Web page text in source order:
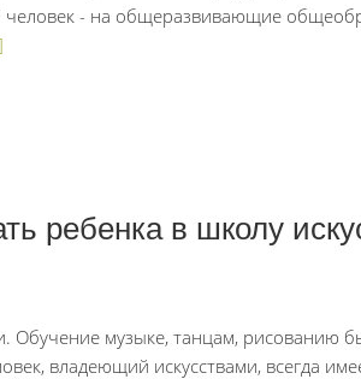
- на общеразвивающие
ребенка в школу
музыке, танцам, рисованию
владеющий искусствами, всегда